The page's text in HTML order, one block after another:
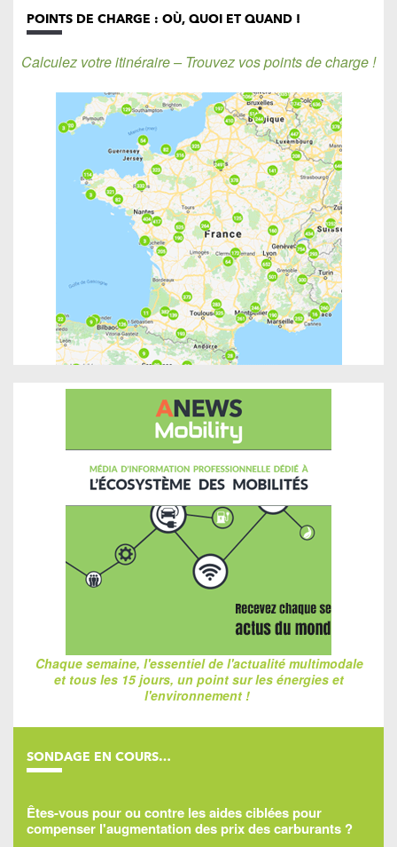
POINTS DE CHARGE : OÙ, QUOI ET QUAND !
Calculez votre itinéraire – Trouvez vos points de charge !
Chaque semaine, l'essentiel de l'actualité multimodale
et tous les 15 jours, un point sur les énergies et
l'environnement !
SONDAGE EN COURS…
Êtes-vous pour ou contre les aides ciblées pour
compenser l'augmentation des prix des carburants ?